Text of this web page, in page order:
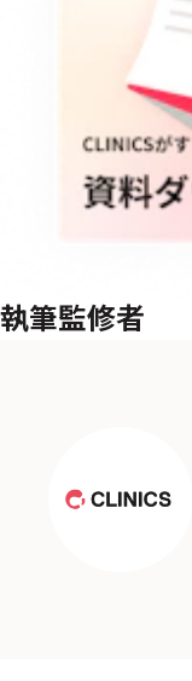
執筆監修者